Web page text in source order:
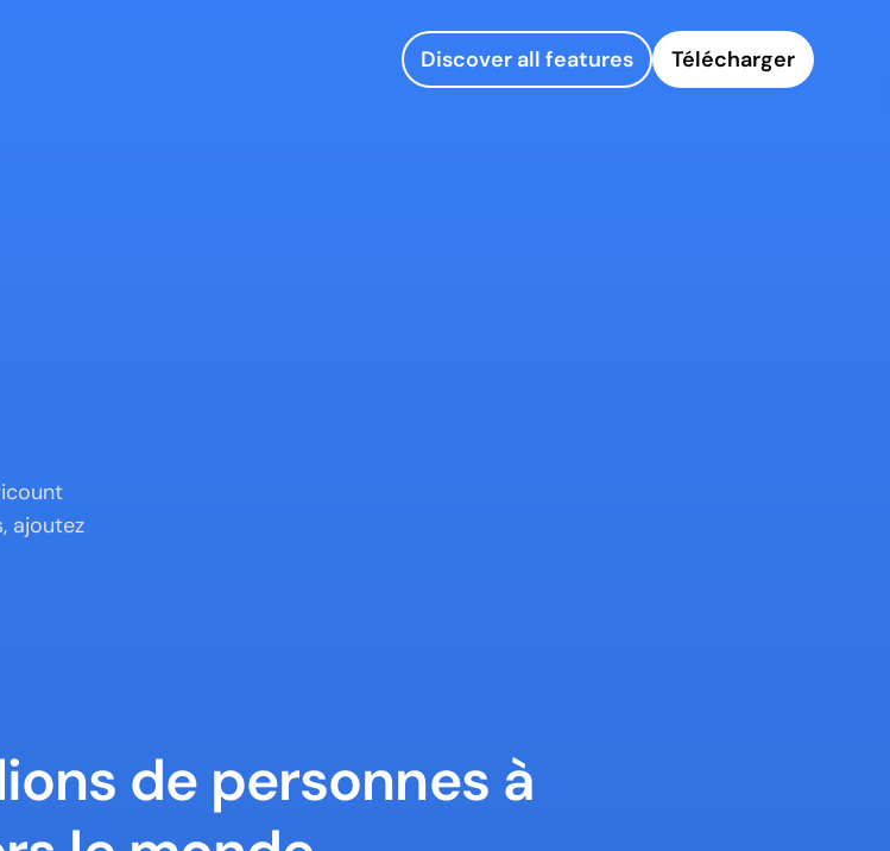
Discover all features Télécharger
ajoutez
de personnes à